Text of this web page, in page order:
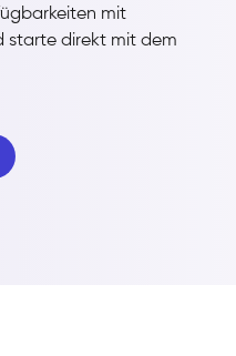
mit
starte direkt mit dem